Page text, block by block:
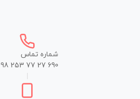
شماره تماس
253 77 27 690